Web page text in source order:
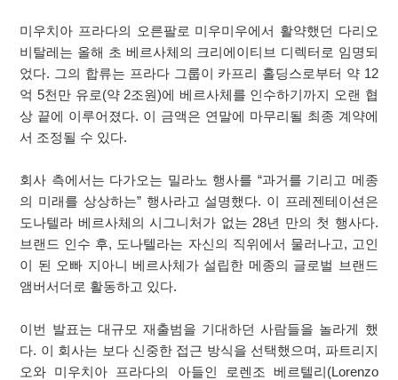
미우치아 프라다의 오른팔로 미우미우에서 활약했던 다리오
비탈레는 올해 초 베르사체의 크리에이티브 디렉터로 임명되
었다. 그의 합류는 프라다 그룹이 카프리 홀딩스로부터 약 12
억 5천만 유로(약 2조원)에 베르사체를 인수하기까지 오랜 협
상 끝에 이루어졌다. 이 금액은 연말에 마무리될 최종 계약에
서 조정될 수 있다.
회사 측에서는 다가오는 밀라노 행사를 “과거를 기리고 메종
의 미래를 상상하는” 행사라고 설명했다. 이 프레젠테이션은
도나텔라 베르사체의 시그니처가 없는 28년 만의 첫 행사다.
브랜드 인수 후, 도나텔라는 자신의 직위에서 물러나고, 고인
이 된 오빠 지아니 베르사체가 설립한 메종의 글로벌 브랜드
앰버서더로 활동하고 있다.
이번 발표는 대규모 재출범을 기대하던 사람들을 놀라게 했
다. 이 회사는 보다 신중한 접근 방식을 선택했으며, 파트리지
오와 미우치아 프라다의 아들인 로렌조 베르텔리(Lorenzo